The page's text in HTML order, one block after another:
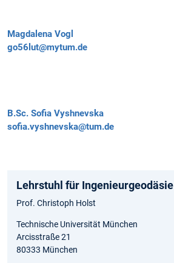
Magdalena Vogl
go56lut@mytum.de
B.Sc. Sofia Vyshnevska
sofia.vyshnevska@tum.de
Lehrstuhl für Ingenieurgeodäsie
Prof. Christoph Holst
Technische Universität München
Arcisstraße 21
80333 München